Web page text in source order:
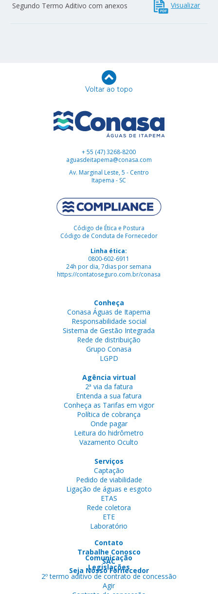
Segundo Termo Aditivo com anexos Visualizar
Voltar ao topo
+ 55 (47) 3268-8200
aguasdeitapema@conasa.com
Av. Marginal Leste, 5 - Centro
Itapema - SC
Código de Ética e Postura
Código de Conduta de Fornecedor
Linha ética:
0800-602-6911
24h por dia, 7dias por semana
https://contatoseguro.com.br/conasa
Conheça
Conasa Águas de Itapema
Responsabilidade social
Sistema de Gestão Integrada
Rede de distribuição
Grupo Conasa
LGPD
Agência virtual
2ª via da fatura
Entenda a sua fatura
Conheça as Tarifas em vigor
Política de cobrança
Onde pagar
Leitura do hidrômetro
Vazamento Oculto
Serviços
Captação
Pedido de viabilidade
Ligação de águas e esgoto
ETAS
Rede coletora
ETE
Laboratório
Contato
Trabalhe Conosco
SAC
Seja Nosso Fornecedor
Comunicação
Legislações
2º termo aditivo de contrato de concessão
Agir